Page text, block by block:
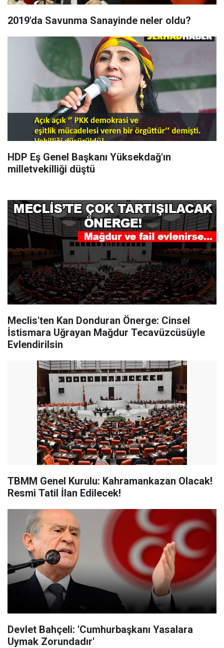
2019'da Savunma Sanayinde neler oldu?
HDP Eş Genel Başkanı Yüksekdağ'ın
milletvekilliği düştü
Meclis'ten Kan Donduran Önerge: Cinsel
İstismara Uğrayan Mağdur Tecavüzcüsüyle
Evlendirilsin
TBMM Genel Kurulu: Kahramankazan Olacak!
Resmi Tatil İlan Edilecek!
Devlet Bahçeli: 'Cumhurbaşkanı Yasalara
Uymak Zorundadır'